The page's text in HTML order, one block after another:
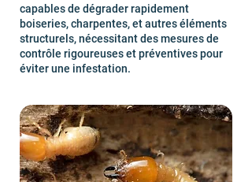
capables de dégrader rapidement
boiseries, charpentes, et autres éléments
structurels, nécessitant des mesures de
contrôle rigoureuses et préventives pour
éviter une infestation.